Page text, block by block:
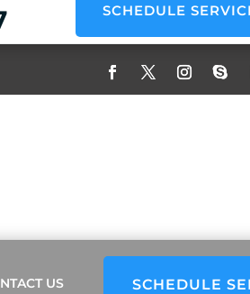
SCHEDULE
US SCHEDULE